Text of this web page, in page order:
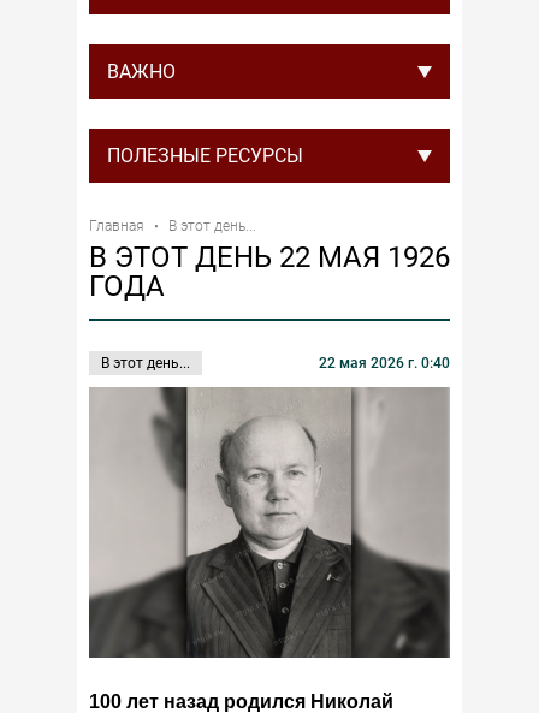
Главная В этот день...
В ЭТОТ ДЕНЬ 22 МАЯ 1926
ГОДА
В этот день... 22 мая 2026 г. 0:40
100 лет назад родился Николай
ВАЖНО
ПОЛЕЗНЫЕ РЕСУРСЫ